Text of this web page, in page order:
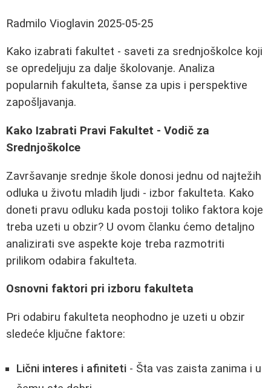
Radmilo Vioglavin 2025-05-25
Kako izabrati fakultet - saveti za srednjoškolce koji
se opredeljuju za dalje školovanje. Analiza
popularnih fakulteta, šanse za upis i perspektive
zapošljavanja.
Kako Izabrati Pravi Fakultet - Vodič za
Srednjoškolce
Završavanje srednje škole donosi jednu od najtežih
odluka u životu mladih ljudi - izbor fakulteta. Kako
doneti pravu odluku kada postoji toliko faktora koje
treba uzeti u obzir? U ovom članku ćemo detaljno
analizirati sve aspekte koje treba razmotriti
prilikom odabira fakulteta.
Osnovni faktori pri izboru fakulteta
Pri odabiru fakulteta neophodno je uzeti u obzir
sledeće ključne faktore:
Lični interes i afiniteti - Šta vas zaista zanima i u